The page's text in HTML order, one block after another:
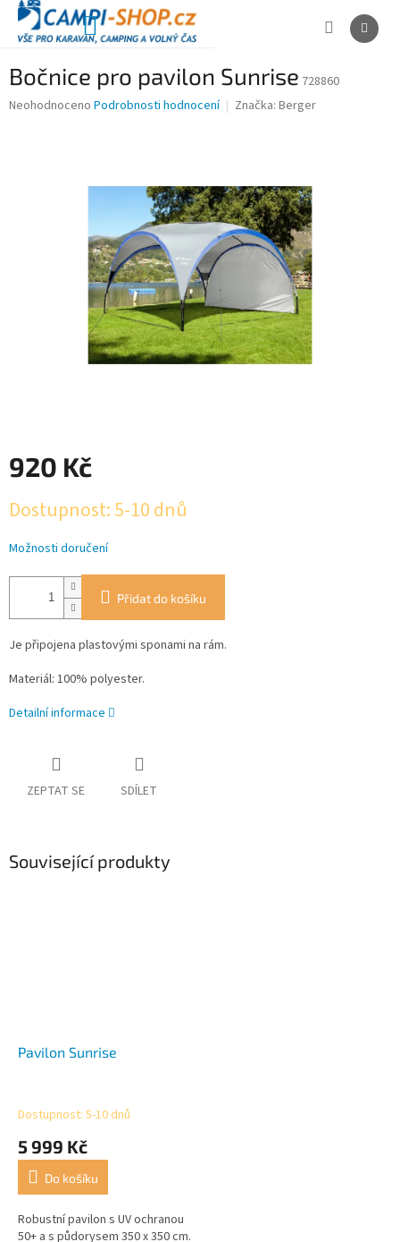
Přejít
obsah
NÁKUPNÍ
Bočnice pro pavilon Sunrise 728860
Průměrné
Neohodnoceno Podrobnosti hodnocení Značka: Berger
920 Kč
cena:
Dostupnost: 5-10 dnů
Možnosti doručení
Přidat do košíku
Je připojena plastovými sponami na rám.
Materiál: 100% polyester.
Detailní informace
ZEPTAT SE SDÍLET
Související produkty
Pavilon Sunrise
Dostupnost: 5-10 dnů
5 999 Kč
Do košíku
Robustní pavilon s UV ochranou
50+ a s půdorysem 350 x 350 cm.